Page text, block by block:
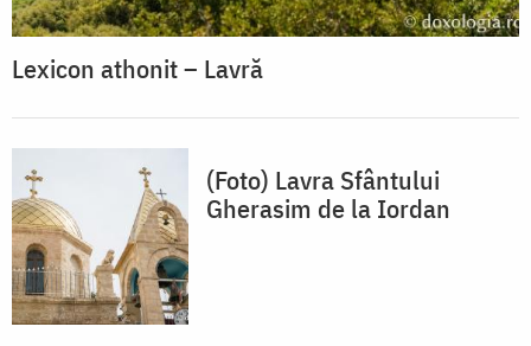
Lexicon athonit – Lavră
(Foto) Lavra Sfântului
Gherasim de la Iordan